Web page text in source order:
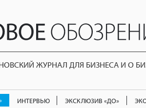
ЖУРНАЛ ДЛЯ БИЗНЕСА И О
ИНТЕРВЬЮ ЭКСКЛЮЗИВ «ДО»